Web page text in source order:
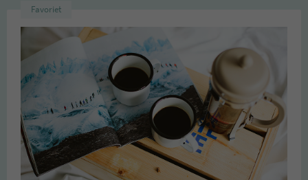
Favoriet